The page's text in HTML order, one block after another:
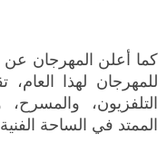
كما أعلن المهرجان عن
للمهرجان لهذا العام،
التلفزيون، والمسرح،
الممتد في الساحة